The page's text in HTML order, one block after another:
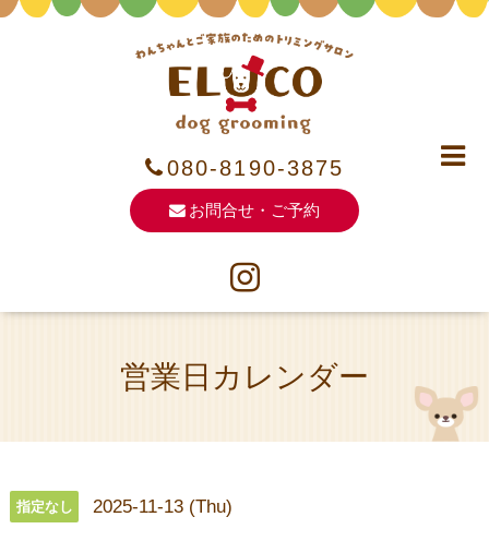
080-8190-3875
お問合せ・ご予約
営業日カレンダー
指定なし 2025-11-13 (Thu)